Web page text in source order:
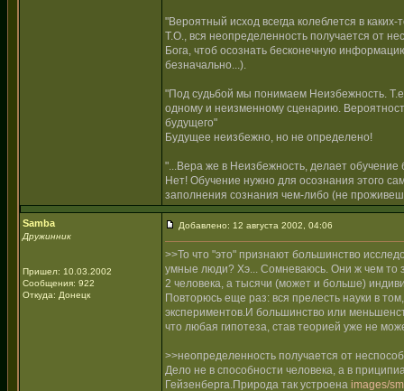
"Вероятный исход всегда колеблется в
Т.О., вся неопределенность получается от
Бога, чтоб осознать бесконечную
безначально...).
"Под судьбой мы понимаем Неизбежность.
одному и неизменному сценарию.
будущего"
Будущее неизбежно, но не определено!
"...Вера же в Неизбежность, делает обучение
Нет! Обучение нужно для осознания этого
заполнения сознания чем-либо (не
Samba
Дружинник
Пришел: 10.03.2002
Сообщения: 922
Откуда: Донецк
Добавлено: 12 августа 2002, 04:06
>>То что "это" признают большинство
умные люди? Хэ... Сомневаюсь. Они ж чем то
2 человека, а тысячи (может и больше)
Повторюсь еще раз: вся прелесть науки в
экспериментов.И большинство или
что любая гипотеза, став теорией уже не
>>неопределенность получается от
Дело не в способности человека, а в
Гейзенберга.Природа так устроена images/